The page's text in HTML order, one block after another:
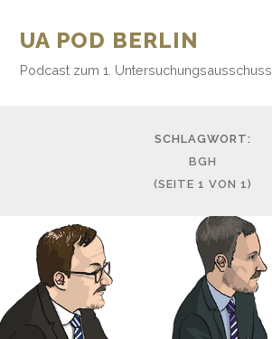
UA POD BERLIN
Podcast zum 1. Untersuchungsausschuss
SCHLAGWORT:
BGH
(SEITE 1 VON 1)